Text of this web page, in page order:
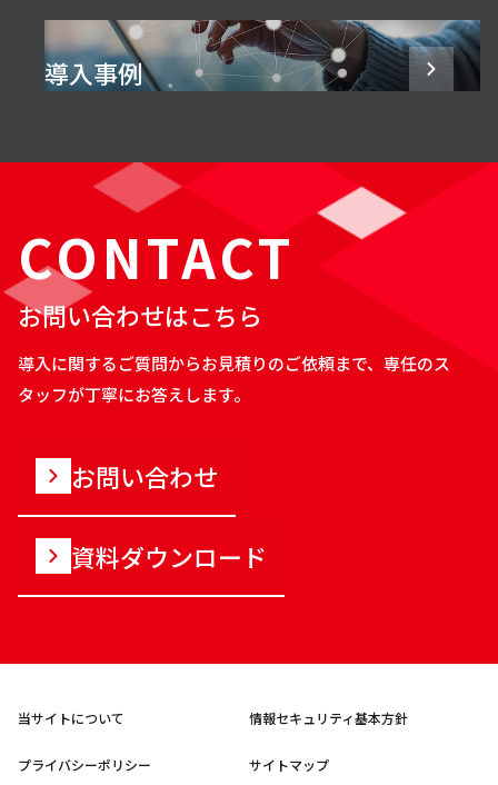
導入事例
CONTACT
お問い合わせはこちら
導入に関するご質問からお見積りのご依頼まで、専任のス
タッフが丁寧にお答えします。
お問い合わせ
資料ダウンロード
当サイトについて 情報セキュリティ基本方針
プライバシーポリシー サイトマップ